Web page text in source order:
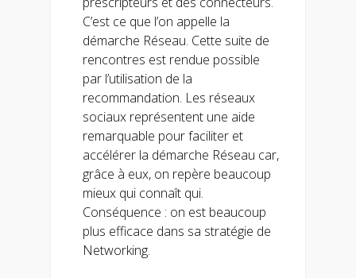
C’est ce que l’on appelle la
démarche Réseau. Cette suite de
rencontres est rendue possible
par l’utilisation de la
recommandation. Les réseaux
sociaux représentent une aide
remarquable pour faciliter et
accélérer la démarche Réseau car,
grâce à eux, on repère beaucoup
mieux qui connaît qui.
Conséquence : on est beaucoup
plus efficace dans sa stratégie de
Networking.